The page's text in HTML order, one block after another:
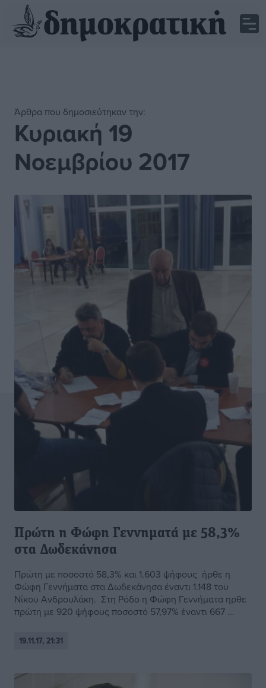
Άρθρα που δημοσιεύτηκαν την:
Κυριακή 19
Νοεμβρίου 2017
Πρώτη η Φώφη Γεννηματά με 58,3%
στα Δωδεκάνησα
Πρώτη με ποσοστό 58,3% και 1.603 ψήφους ήρθε η
Φώφη Γεννήματα στα Δωδεκάνησα έναντι 1.148 του
Νίκου Ανδρουλάκη. Στη Ρόδο η Φώφη Γεννήματα ηρθε
πρώτη με 920 ψήφους ποσοστό 57,97% έναντι 667 ...
19.11.17, 21:31